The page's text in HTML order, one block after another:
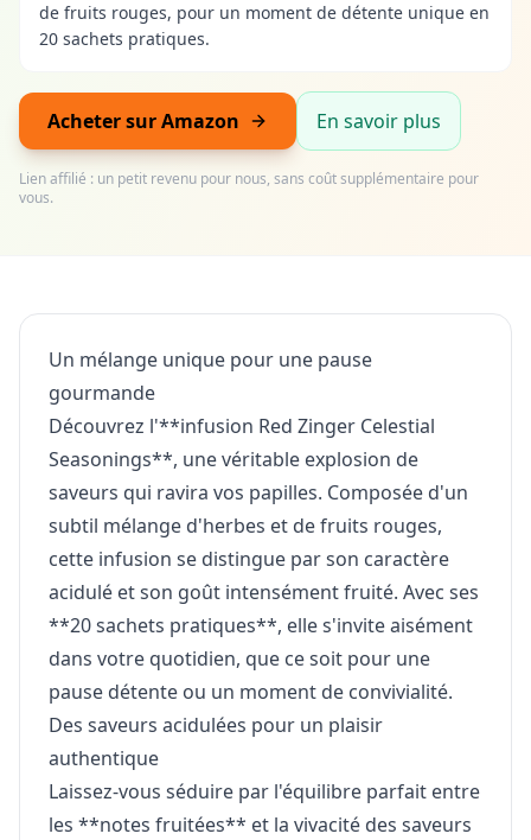
de fruits rouges, pour un moment de détente unique en
20 sachets pratiques.
Acheter sur Amazon En savoir plus
Lien affilié : un petit revenu pour nous, sans coût supplémentaire pour
vous.
Un mélange unique pour une pause
gourmande
Découvrez l'**infusion Red Zinger Celestial
Seasonings**, une véritable explosion de
saveurs qui ravira vos papilles. Composée d'un
subtil mélange d'herbes et de fruits rouges,
cette infusion se distingue par son caractère
acidulé et son goût intensément fruité. Avec ses
**20 sachets pratiques**, elle s'invite aisément
dans votre quotidien, que ce soit pour une
pause détente ou un moment de convivialité.
Des saveurs acidulées pour un plaisir
authentique
Laissez-vous séduire par l'équilibre parfait entre
les **notes fruitées** et la vivacité des saveurs